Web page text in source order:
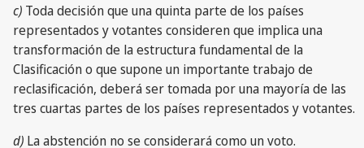
c) Toda decisión que una quinta parte de los países
representados y votantes consideren que implica una
transformación de la estructura fundamental de la
Clasificación o que supone un importante trabajo de
reclasificación, deberá ser tomada por una mayoría de las
tres cuartas partes de los países representados y votantes.
d) La abstención no se considerará como un voto.